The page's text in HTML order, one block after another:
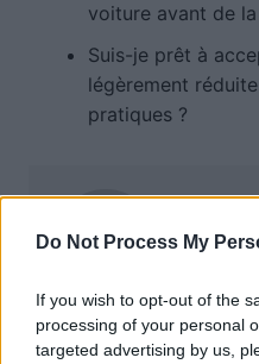
Do Not Process My
If you wish to opt-out of the
processing of your personal
targeted advertising by us,
voiture avant de
Suis-je prêt à
légèrement
pratiques ?
Auto